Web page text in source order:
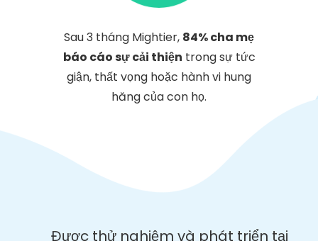
Sau 3 tháng Mightier, 84% cha mẹ
báo cáo sự cải thiện trong sự tức
giận, thất vọng hoặc hành vi hung
hăng của con họ.
Được thử nghiệm và phát triển tại